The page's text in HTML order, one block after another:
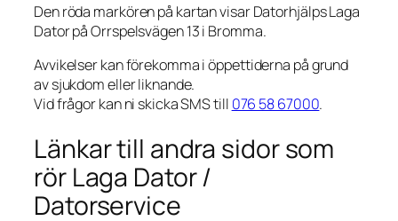
Den röda markören på kartan visar Datorhjälps Laga
Dator på Orrspelsvägen 13 i Bromma.
Avvikelser kan förekomma i öppettiderna på grund
av sjukdom eller liknande.
Vid frågor kan ni skicka SMS till 076 58 67000.
Länkar till andra sidor som
rör Laga Dator /
Datorservice